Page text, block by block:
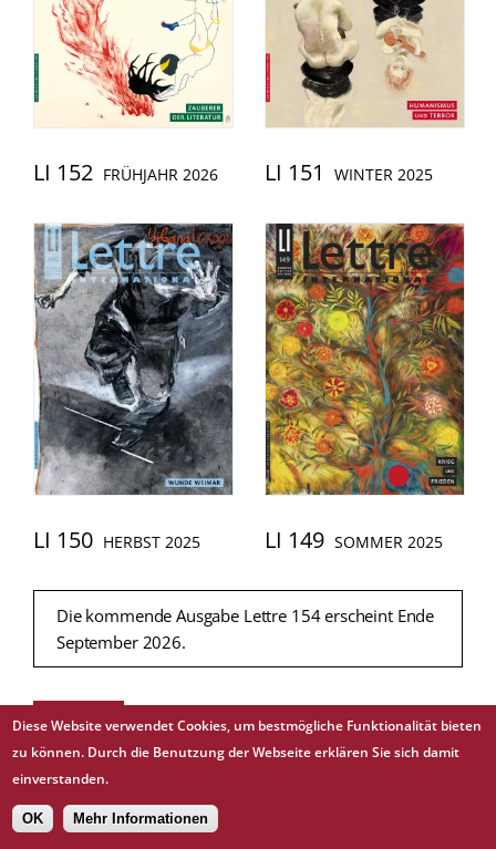
LI 152 FRÜHJAHR 2026 LI 151 WINTER 2025
LI 150 HERBST 2025 LI 149 SOMMER 2025
Die kommende Ausgabe Lettre 154 erscheint Ende
September 2026.
FUSSZEILE
DAS IST LETTRE
Über Lettre
DAS MACHT LETTRE
Projekte
Diese Website verwendet Cookies, um bestmögliche Funktionalität bieten
zu können. Durch die Benutzung der Webseite erklären Sie sich damit
einverstanden.
OK Mehr Informationen